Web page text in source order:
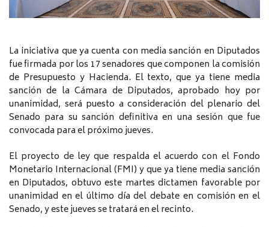
La iniciativa que ya cuenta con media sanción en Diputados
fue firmada por los 17 senadores que componen la comisión
de Presupuesto y Hacienda. El texto, que ya tiene media
sanción de la Cámara de Diputados, aprobado hoy por
unanimidad, será puesto a consideración del plenario del
Senado para su sanción definitiva en una sesión que fue
convocada para el próximo jueves.
El proyecto de ley que respalda el acuerdo con el Fondo
Monetario Internacional (FMI) y que ya tiene media sanción
en Diputados, obtuvo este martes dictamen favorable por
unanimidad en el último día del debate en comisión en el
Senado, y este jueves se tratará en el recinto.